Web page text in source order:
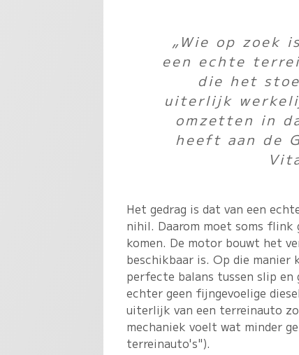
„Wie op zoek
een echte
die het
uiterlijk
omzetten in
heeft aan de
Het gedrag is dat van een
nihil. Daarom moet soms flink
komen. De motor bouwt het
beschikbaar is. Op die manier
perfecte balans tussen slip
echter geen fijngevoelige
uiterlijk van een terreinauto
mechaniek voelt wat minder
terreinauto's").